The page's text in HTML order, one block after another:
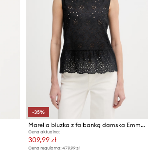
-35%
Marella bluzka z falbanką damska Emme by Marella
Cena aktualna:
309,99 zł
Cena regularna: 479,99 zł